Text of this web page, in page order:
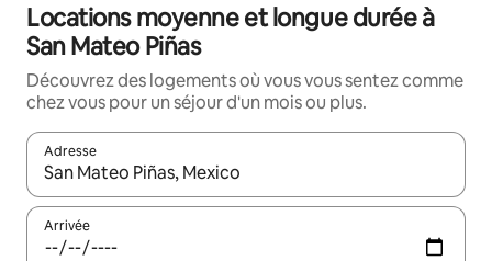
Locations moyenne et longue durée à
San Mateo Piñas
Découvrez des logements où vous vous sentez comme
chez vous pour un séjour d'un mois ou plus.
Adresse
Lorsque les résultats s'affichent, utilisez les flèches vers le
Arrivée